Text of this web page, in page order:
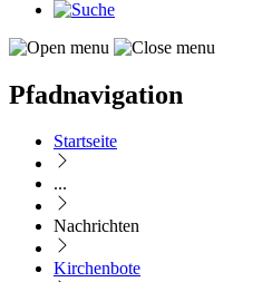
Pfadnavigation
Startseite
...
Nachrichten
Kirchenbote